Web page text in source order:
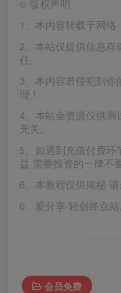
© 版权声明
1、本内容转载于网络
2、本站仅提供信息存
任。
3、本内容若侵犯到你
理！
4、本站全资源仅供测
无关。
5、如遇到充值付费
益 需要投资的一律不
6、本教程仅供揭秘
6、爱分享·轻创终点
会员免费